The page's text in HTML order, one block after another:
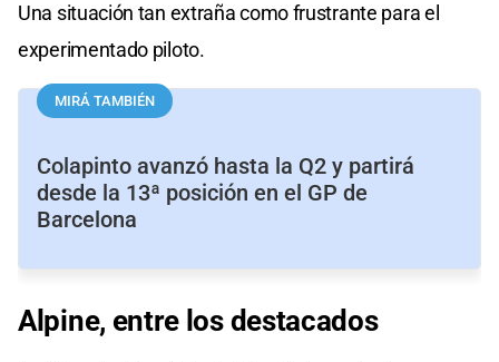
Una situación tan extraña como frustrante para el
experimentado piloto.
MIRÁ TAMBIÉN
Colapinto avanzó hasta la Q2 y partirá
desde la 13ª posición en el GP de
Barcelona
Alpine, entre los destacados